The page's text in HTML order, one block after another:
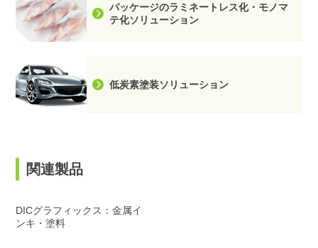
パッケージのラミネートレス化・モノマ
テ化ソリューション
低炭素塗装ソリューション
関連製品
DICグラフィックス：金属イ
ンキ・塗料